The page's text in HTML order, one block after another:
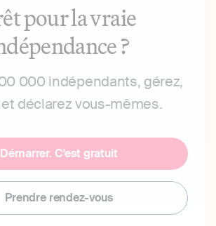
pour la vraie
?
000 indépendants, gérez,
déclarez vous-mêmes.
Démarrer. C'est gratuit
Prendre rendez-vous